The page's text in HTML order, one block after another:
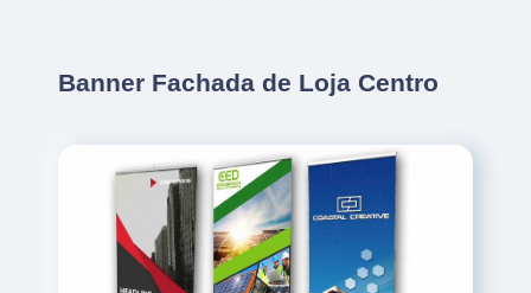
Banner Fachada de Loja Centro